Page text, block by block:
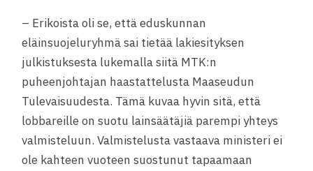
– Erikoista oli se, että eduskunnan
eläinsuojeluryhmä sai tietää lakiesityksen
julkistuksesta lukemalla siitä MTK:n
puheenjohtajan haastattelusta Maaseudun
Tulevaisuudesta. Tämä kuvaa hyvin sitä, että
lobbareille on suotu lainsäätäjiä parempi yhteys
valmisteluun. Valmistelusta vastaava ministeri ei
ole kahteen vuoteen suostunut tapaamaan